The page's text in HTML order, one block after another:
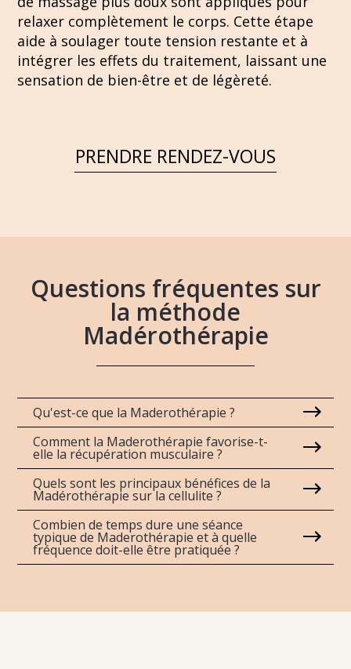
relaxer complètement le corps. Cette étape
aide à soulager toute tension restante et à
intégrer les effets du traitement, laissant une
sensation de bien-être et de légèreté.
PRENDRE RENDEZ-VOUS
Questions fréquentes sur
la méthode
Madérothérapie
Qu'est-ce que la Maderothérapie ?
Comment la Maderothérapie favorise-t-
elle la récupération musculaire ?
Quels sont les principaux bénéfices de la
Madérothérapie sur la cellulite ?
Combien de temps dure une séance
typique de Maderothérapie et à quelle
fréquence doit-elle être pratiquée ?